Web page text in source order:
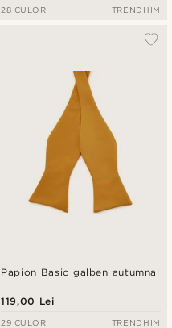
28 CULORI TRENDHIM
Papion Basic galben autumnal
119,00 Lei
29 CULORI TRENDHIM